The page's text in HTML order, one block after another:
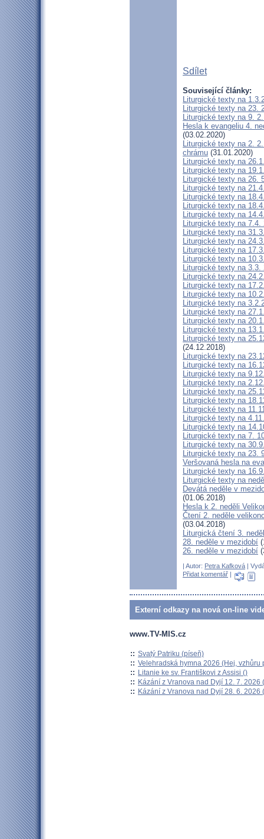
Sdílet
Související články:
Liturgické texty na
Liturgické texty na 23.
Liturgické texty na 9.
Hesla k evangeliu 4.
(03.02.2020)
Liturgické texty na 2.
chrámu (31.01.2020)
Liturgické texty na
Liturgické texty na
Liturgické texty na 26.
Liturgické texty na
Liturgické texty na
Liturgické texty na
Liturgické texty na
Liturgické texty na
Liturgické texty na
Liturgické texty na
Liturgické texty na
Liturgické texty na
Liturgické texty na
Liturgické texty na
Liturgické texty na
Liturgické texty na
Liturgické texty na
Liturgické texty na
Liturgické texty na
Liturgické texty na
Liturgické texty na
(24.12.2018)
Liturgické texty na
Liturgické texty na
Liturgické texty na
Liturgické texty na
Liturgické texty na
Liturgické texty na
Liturgické texty na
Liturgické texty na
Liturgické texty na
Liturgické texty na 7.
Liturgické texty na
Liturgické texty na 23.
Veršovaná hesla na
Liturgické texty na
Liturgické texty na
Devátá neděle v
(01.06.2018)
Hesla k 2. neděli
Čtení 2. neděle
(03.04.2018)
Liturgická čtení 3.
28. neděle v mezidobí
26. neděle v mezidobí
| Autor: Petra Kafková |
Přidat komentář |
Externí odkazy na nová on-line
www.TV-MIS.cz
:: Svatý Patriku (píseň)
:: Velehradská hymna 2026 (Hej, vzhůru
:: Litanie ke sv. Františkovi z Assisi ()
:: Kázání z Vranova nad Dyjí 12. 7. 2026
:: Kázání z Vranova nad Dyjí 28. 6. 2026